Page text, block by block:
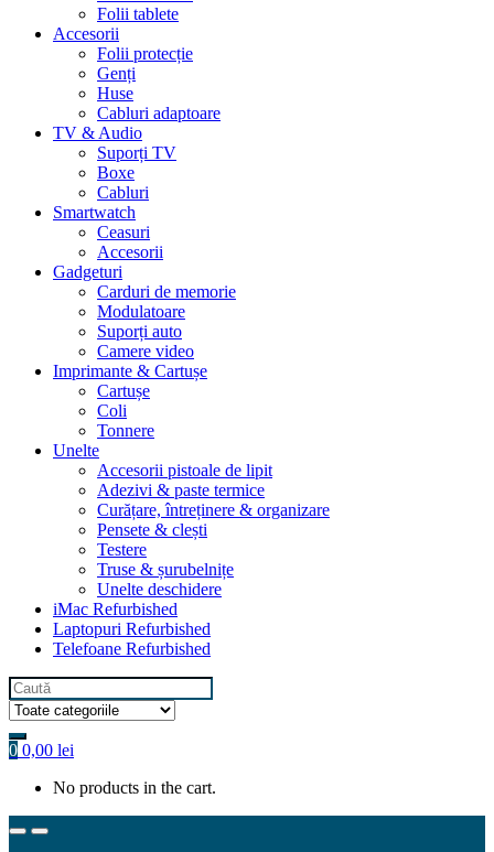
Folii tablete
Accesorii
Folii protecție
Genți
Huse
Cabluri adaptoare
TV & Audio
Suporți TV
Boxe
Cabluri
Smartwatch
Ceasuri
Accesorii
Gadgeturi
Carduri de memorie
Modulatoare
Suporți auto
Camere video
Imprimante & Cartușe
Cartușe
Coli
Tonnere
Unelte
Accesorii pistoale de lipit
Adezivi & paste termice
Curățare, întreținere & organizare
Pensete & clești
Testere
Truse & șurubelnițe
Unelte deschidere
iMac Refurbished
Laptopuri Refurbished
Telefoane Refurbished
Search
for:
0 0,00 lei
No products in the cart.